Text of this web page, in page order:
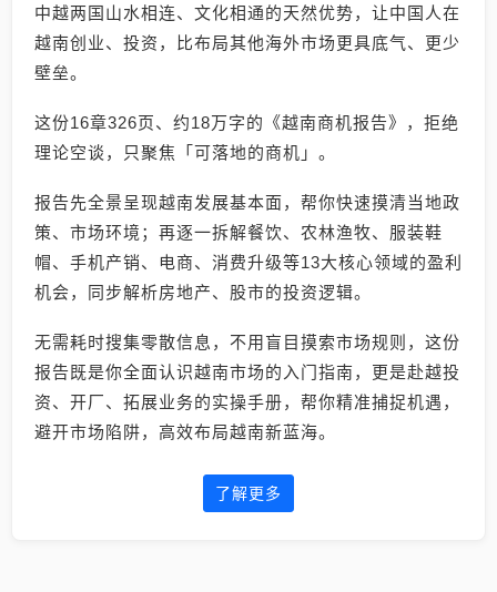
中越两国山水相连、文化相通的天然优势，让中国人在
越南创业、投资，比布局其他海外市场更具底气、更少
壁垒。
这份16章326页、约18万字的《越南商机报告》，拒绝
理论空谈，只聚焦「可落地的商机」。
报告先全景呈现越南发展基本面，帮你快速摸清当地政
策、市场环境；再逐一拆解餐饮、农林渔牧、服装鞋
帽、手机产销、电商、消费升级等13大核心领域的盈利
机会，同步解析房地产、股市的投资逻辑。
无需耗时搜集零散信息，不用盲目摸索市场规则，这份
报告既是你全面认识越南市场的入门指南，更是赴越投
资、开厂、拓展业务的实操手册，帮你精准捕捉机遇，
避开市场陷阱，高效布局越南新蓝海。
了解更多